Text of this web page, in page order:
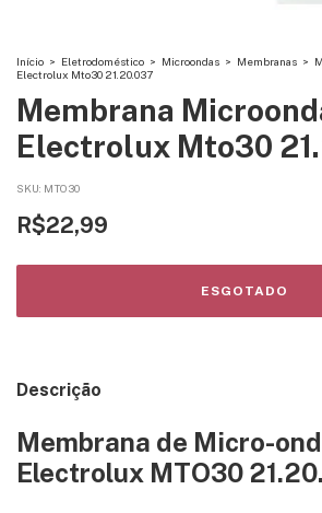
Início > Eletrodoméstico > Microondas > Membranas >
Electrolux Mto30 21.20.037
Membrana
Electrolux Mto30
SKU: MTO30
R$22,99
Descrição
Membrana de Micro-
Electrolux MTO30